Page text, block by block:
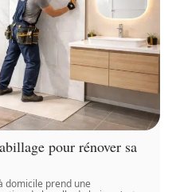
pour rénover sa
domicile prend une